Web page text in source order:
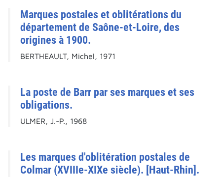
Marques postales et oblitérations du
département de Saône-et-Loire, des
origines à 1900.
BERTHEAULT, Michel, 1971
La poste de Barr par ses marques et ses
obligations.
ULMER, J.-P., 1968
Les marques d'oblitération postales de
Colmar (XVIIIe-XIXe siècle). [Haut-Rhin].